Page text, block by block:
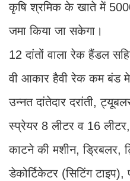
कृषि श्रमिक के खाते में
जमा किया जा सकेगा।
12 दांतों वाला रेक हैंडल
वी आकार हैवी रेक कम बंड
उन्नत दांतेदार दरांती,
स्प्रेयर 8 लीटर व 16
काटने की मशीन, ड्रिबलर,
डेकोर्टिकेटर (सिटिंग